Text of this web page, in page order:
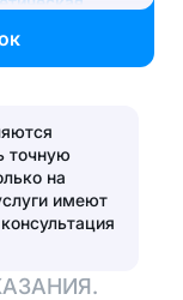
брекеты,
виниры
точную
на
имеют